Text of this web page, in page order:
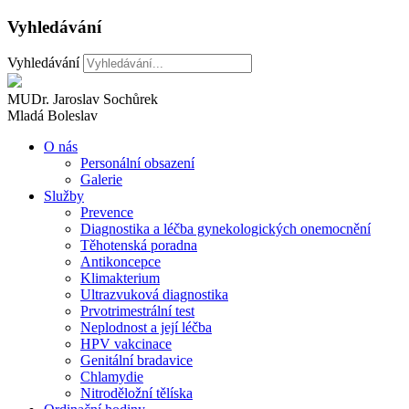
Vyhledávání
Vyhledávání
MUDr. Jaroslav Sochůrek
Mladá Boleslav
O nás
Personální obsazení
Galerie
Služby
Prevence
Diagnostika a léčba gynekologických onemocnění
Těhotenská poradna
Antikoncepce
Klimakterium
Ultrazvuková diagnostika
Prvotrimestrální test
Neplodnost a její léčba
HPV vakcinace
Genitální bradavice
Chlamydie
Nitroděložní tělíska